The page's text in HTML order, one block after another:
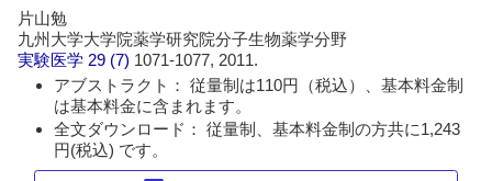
片山勉
九州大学大学院薬学研究院分子生物薬学分野
実験医学 29 (7) 1071-1077, 2011.
アブストラクト： 従量制は110円（税込）、基本料金制
は基本料金に含まれます。
全文ダウンロード： 従量制、基本料金制の方共に1,243
円(税込) です。